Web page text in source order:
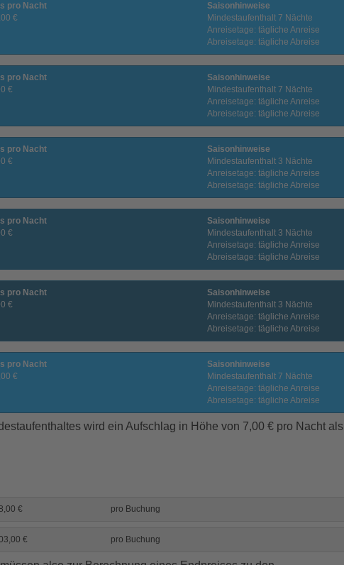
pro Nacht
€
Saisonhinweise
Mindestaufenthalt 7 Nächte
Anreisetage: tägliche Anreise
Abreisetage: tägliche Abreise
pro Nacht
€
Saisonhinweise
Mindestaufenthalt 7 Nächte
Anreisetage: tägliche Anreise
Abreisetage: tägliche Abreise
pro Nacht
€
Saisonhinweise
Mindestaufenthalt 3 Nächte
Anreisetage: tägliche Anreise
Abreisetage: tägliche Abreise
pro Nacht
€
Saisonhinweise
Mindestaufenthalt 3 Nächte
Anreisetage: tägliche Anreise
Abreisetage: tägliche Abreise
pro Nacht
€
Saisonhinweise
Mindestaufenthalt 3 Nächte
Anreisetage: tägliche Anreise
Abreisetage: tägliche Abreise
pro Nacht
€
Saisonhinweise
Mindestaufenthalt 7 Nächte
Anreisetage: tägliche Anreise
Abreisetage: tägliche Abreise
wird ein Aufschlag in Höhe von 7,00 € pro Nacht als
€ pro Buchung
€ pro Buchung